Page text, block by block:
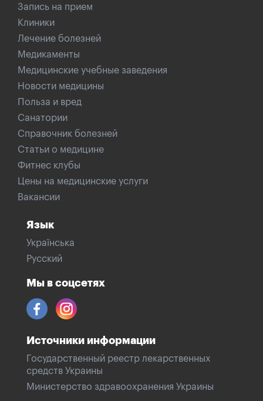
Запись на прием
Клиники
Лечение болезней
Медикаменты
Медицинские учебные заведения
Новости медицины
Польза и вред
Санатории
Справочник болезней
Статьи о медицине
Фитнес клубы
Цены на медицинские услуги
Вакансии
Язык
Українська
Русский
Мы в соцсетях
Источники информации
Государственный реестр лекарственных
средств Украины
Министерство здравоохранения Украины